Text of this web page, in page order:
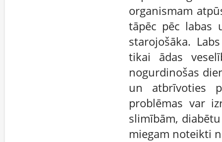
organismam
tāpēc pēc labas
starojošāka.
tikai ādas
nogurdinošas
un atbrīvoties
problēmas var
slimībām,
miegam noteikti